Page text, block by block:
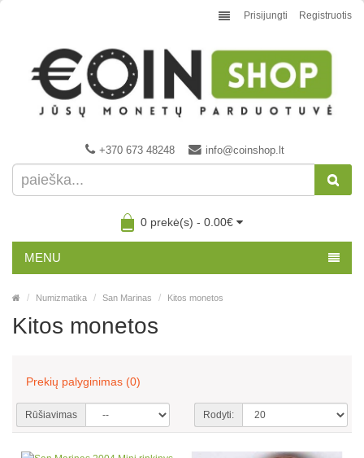
Prisijungti Registruotis
+370 673 48248 info@coinshop.lt
0 prekė(s) - 0.00€
MENU
Numizmatika San Marinas Kitos monetos
Kitos monetos
Prekių palyginimas (0)
Rūšiavimas Rodyti: